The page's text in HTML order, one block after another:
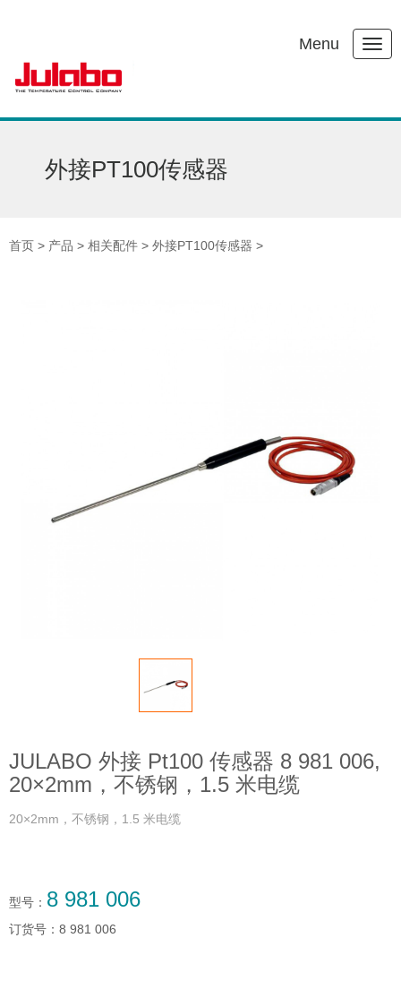
Menu
外接PT100传感器
首页 > 产品 > 相关配件 > 外接PT100传感器 >
JULABO 外接 Pt100 传感器 8 981 006,
20×2mm，不锈钢，1.5 米电缆
20×2mm，不锈钢，1.5 米电缆
型号： 8 981 006
订货号： 8 981 006